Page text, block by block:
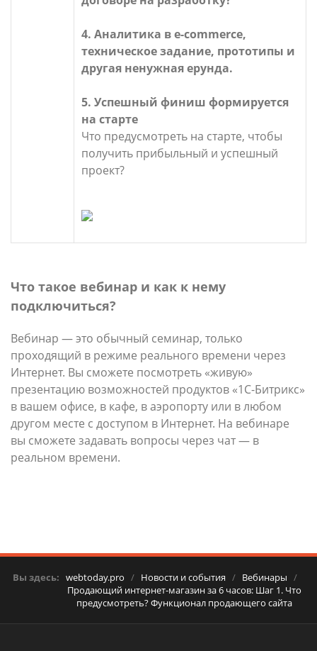
4. Аналитика в e-commerce,
техническое задание, прототипы и
другая ненужная ерунда.
5. Успешный финиш формируется
на старте
Что предусмотреть на старте, чтобы
получить прибыльный и успешный
проект?
Что такое вебинар и как к нему
подключиться?
Вебинар — это обычный семинар, только
проходящий в режиме реального времени через
Интернет. Вы сможете посмотреть «живую»
презентацию возможностей продуктов «1С-Битрикс»
в вашем офисе, в кафе, в аэропорту или в любом
другом месте с доступом в Интернет. На вебинаре
вы сможете задавать вопросы через чат — в
реальном времени.
Вы здесь: webtoday.pro / Новости и события / Вебинары /
Продающий интернет-магазин за 6 часов: Шаг 1. Что
предусмотреть? Функционал продающего сайта